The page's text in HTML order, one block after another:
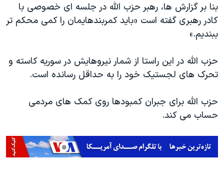
بنا بر گزارش ها، رهبر حزب الله در جلسه ای خصوصی با
کادر رهبری گفته است «باید کمربندهایمان را کمی محکم تر
ببندیم.»
حزب الله در این راستا از شمار نیروهایش در سوریه کاسته و
تحرک های لجستیک خود را به حداقل رسانده است.
حزب الله برای جبران کمبودها روی کمک های مردمی
حساب می کند.